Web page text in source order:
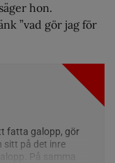
hon.
”vad gör jag för
fatta galopp, gör
sitt på det inre
På samma